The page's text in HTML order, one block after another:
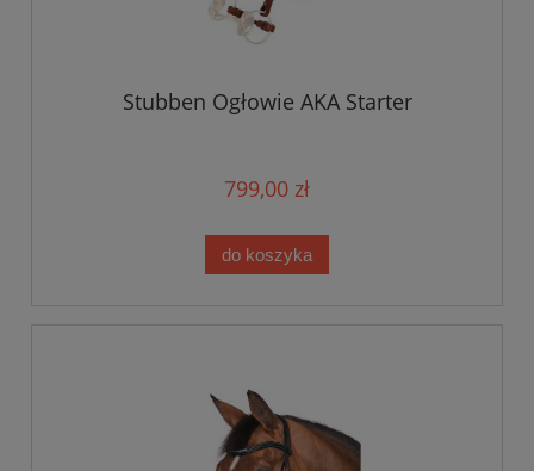
Stubben Ogłowie AKA Starter
799,00 zł
do koszyka